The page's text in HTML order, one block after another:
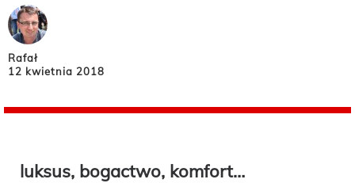
Rafał
12 kwietnia 2018
luksus, bogactwo, komfort…